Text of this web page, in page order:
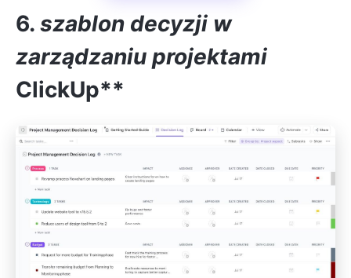
6. szablon decyzji w
zarządzaniu projektami
ClickUp**